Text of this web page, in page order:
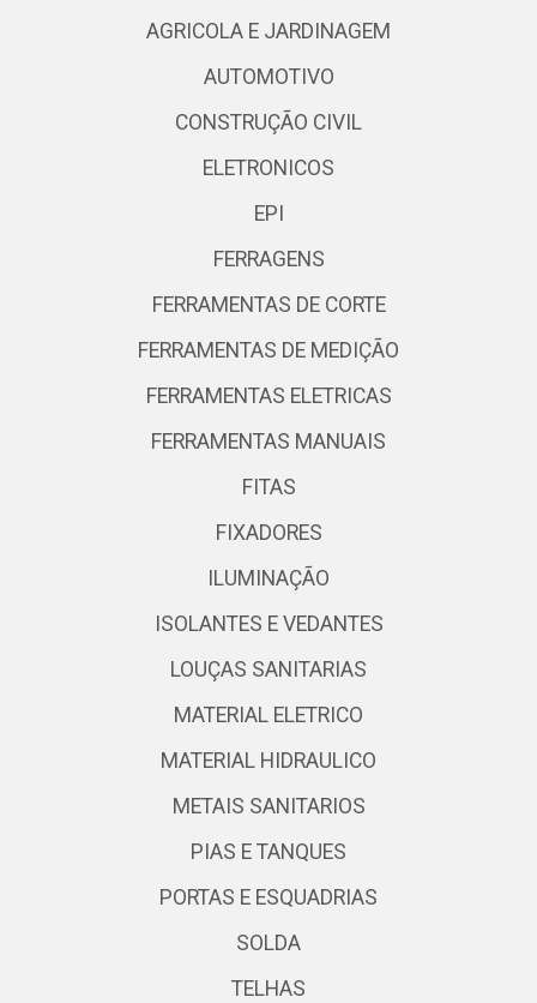
AGRICOLA E JARDINAGEM
AUTOMOTIVO
CONSTRUÇÃO CIVIL
ELETRONICOS
EPI
FERRAGENS
FERRAMENTAS DE CORTE
FERRAMENTAS DE MEDIÇÃO
FERRAMENTAS ELETRICAS
FERRAMENTAS MANUAIS
FITAS
FIXADORES
ILUMINAÇÃO
ISOLANTES E VEDANTES
LOUÇAS SANITARIAS
MATERIAL ELETRICO
MATERIAL HIDRAULICO
METAIS SANITARIOS
PIAS E TANQUES
PORTAS E ESQUADRIAS
SOLDA
TELHAS